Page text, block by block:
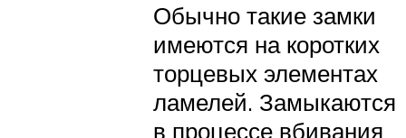
Обычно такие замки
имеются на коротких
торцевых элементах
ламелей. Замыкаются
в процессе вбивания